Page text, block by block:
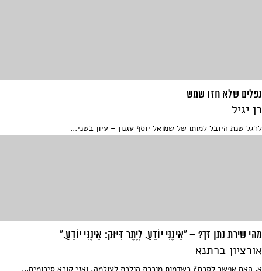
נפלים שלא חזו שמש
רן יגיל
לרגל שנת היובל למותו של שמואל יוסף עגנון – עיון בשני...
מהי שירת נתן זך? – "אֵינֶנִּי יוֹדֵעַ. לְיֶתֶר דִּיּוּק: אֵינֶנִּי יוֹדֵעַ."
אורציון ברתנא